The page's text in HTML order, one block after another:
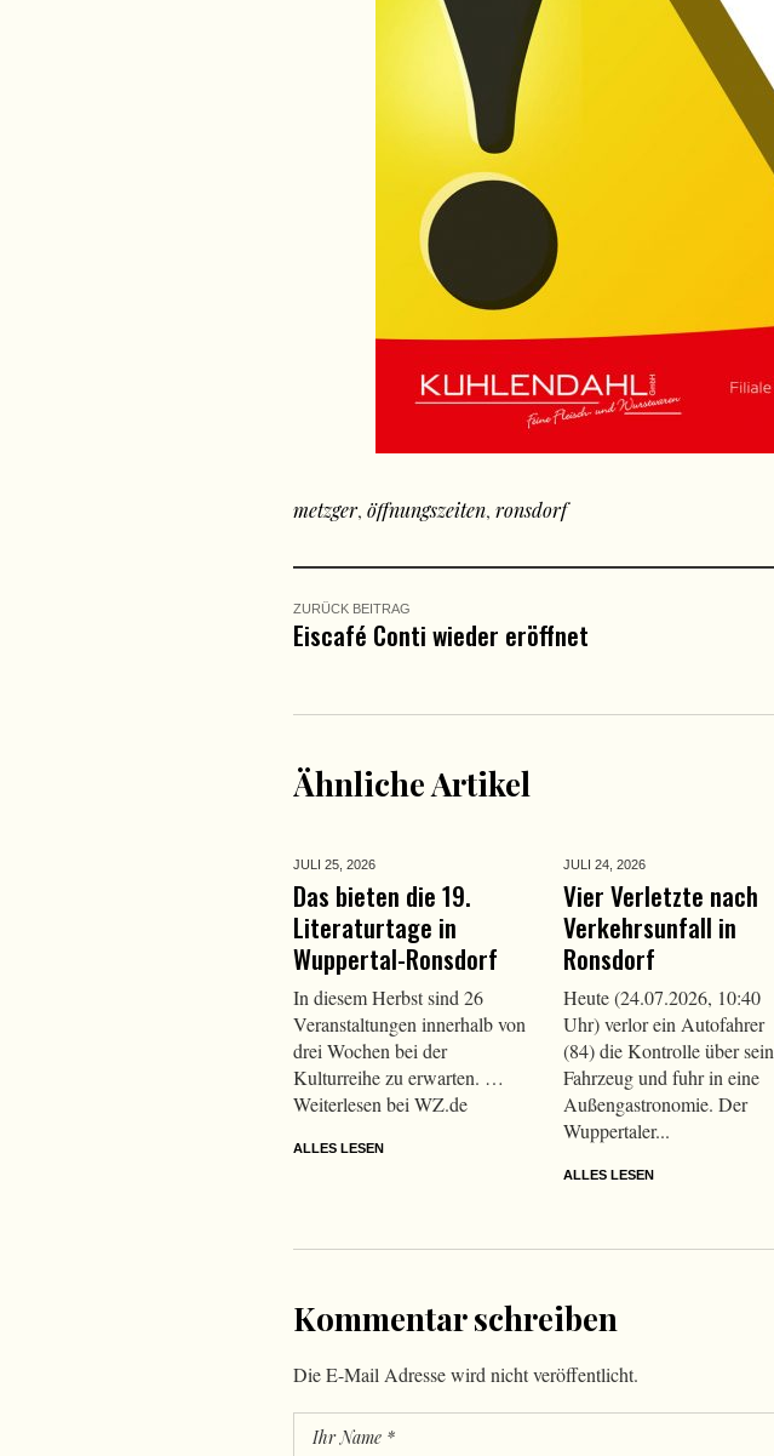
metzger, öffnungszeiten, ronsdorf
ZURÜCK BEITRAG
Eiscafé Conti wieder eröffnet
Ähnliche Artikel
JULI 25, 2026
Das bieten die 19.
Literaturtage in
Wuppertal-Ronsdorf
In diesem Herbst sind 26
Veranstaltungen innerhalb von
drei Wochen bei der
Kulturreihe zu erwarten. …
Weiterlesen bei WZ.de
ALLES LESEN
JULI 24, 2026
Vier Verletzte nach
Verkehrsunfall in
Ronsdorf
Heute (24.07.2026, 10:40
Uhr) verlor ein Autofahrer
(84) die Kontrolle über sein
Fahrzeug und fuhr in eine
Außengastronomie. Der
Wuppertaler...
ALLES LESEN
Kommentar schreiben
Die E-Mail Adresse wird nicht veröffentlicht.